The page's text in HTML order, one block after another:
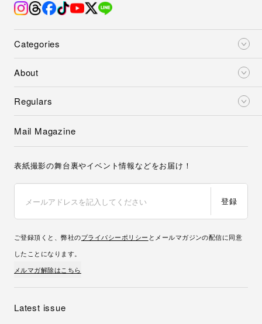
Categories
About
Regulars
Mail Magazine
表紙撮影の舞台裏やイベント情報などをお届け！
登録
ご登録頂くと、弊社のプライバシーポリシー とメールマガジンの配信に同意
したことになります。
メルマガ解除はこちら
Latest issue